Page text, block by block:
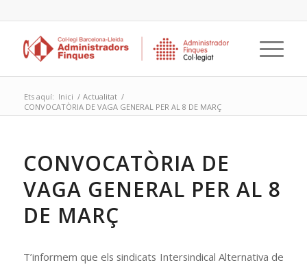
Ets aquí: Inici / Actualitat /
CONVOCATÒRIA DE VAGA GENERAL PER AL 8 DE MARÇ
CONVOCATÒRIA DE
VAGA GENERAL PER AL 8
DE MARÇ
T’informem que els sindicats Intersindical Alternativa de